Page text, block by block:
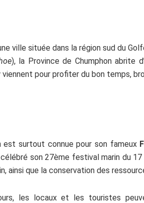
ville située dans la région sud du
), la Province de Chumphon abrite
pour profiter du bon temps,
est surtout connue pour son fameux
son 27ème festival marin du
ainsi que la conservation des
les locaux et les touristes